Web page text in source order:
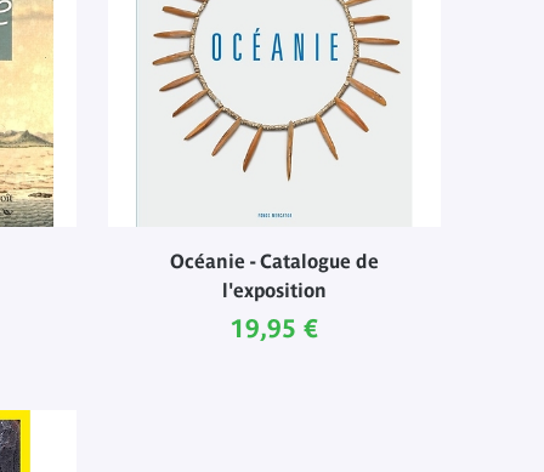
Océanie - Catalogue de
l'exposition
Prix ​​actuel
19,95 €